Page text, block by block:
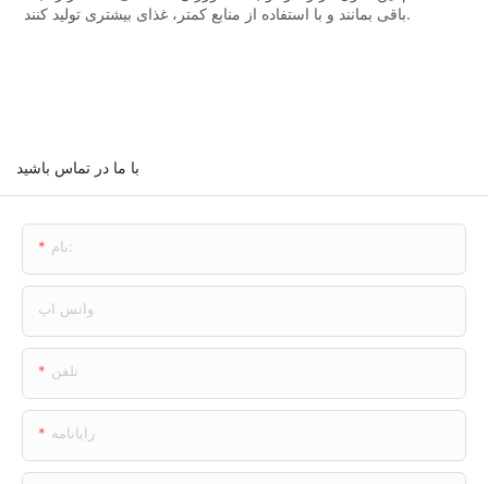
باقی بمانند و با استفاده از منابع کمتر، غذای بیشتری تولید کنند.
با ما در تماس باشید
نام:
واتس اپ
تلفن
رایانامه